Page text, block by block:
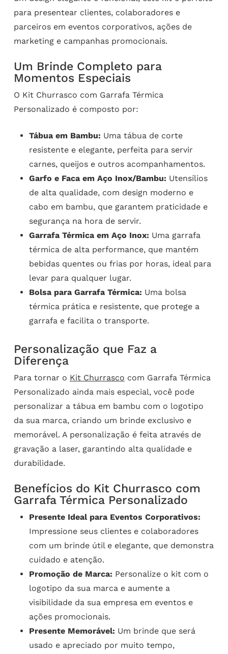
para presentear clientes, colaboradores e
parceiros em eventos corporativos, ações de
marketing e campanhas promocionais.
Um Brinde Completo para
Momentos Especiais
O Kit Churrasco com Garrafa Térmica
Personalizado é composto por:
Tábua em Bambu: Uma tábua de corte
resistente e elegante, perfeita para servir
carnes, queijos e outros acompanhamentos.
Garfo e Faca em Aço Inox/Bambu: Utensílios
de alta qualidade, com design moderno e
cabo em bambu, que garantem praticidade e
segurança na hora de servir.
Garrafa Térmica em Aço Inox: Uma garrafa
térmica de alta performance, que mantém
bebidas quentes ou frias por horas, ideal para
levar para qualquer lugar.
Bolsa para Garrafa Térmica: Uma bolsa
térmica prática e resistente, que protege a
garrafa e facilita o transporte.
Personalização que Faz a
Diferença
Para tornar o Kit Churrasco com Garrafa Térmica
Personalizado ainda mais especial, você pode
personalizar a tábua em bambu com o logotipo
da sua marca, criando um brinde exclusivo e
memorável. A personalização é feita através de
gravação a laser, garantindo alta qualidade e
durabilidade.
Benefícios do Kit Churrasco com
Garrafa Térmica Personalizado
Presente Ideal para Eventos Corporativos:
Impressione seus clientes e colaboradores
com um brinde útil e elegante, que demonstra
cuidado e atenção.
Promoção de Marca: Personalize o kit com o
logotipo da sua marca e aumente a
visibilidade da sua empresa em eventos e
ações promocionais.
Presente Memorável: Um brinde que será
usado e apreciado por muito tempo,